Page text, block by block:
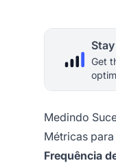
Get
Medindo
Métricas
Frequência